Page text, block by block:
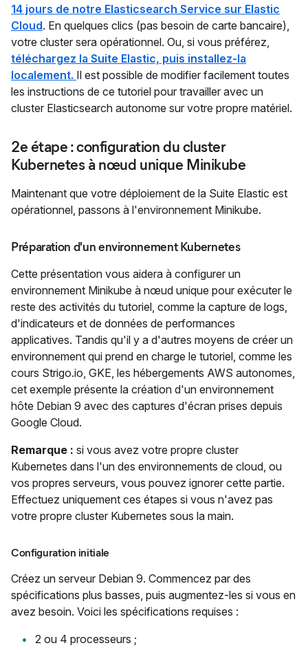
14 jours de notre Elasticsearch Service sur Elastic
Cloud. En quelques clics (pas besoin de carte bancaire),
votre cluster sera opérationnel. Ou, si vous préférez,
téléchargez la Suite Elastic, puis installez-la
localement. Il est possible de modifier facilement toutes
les instructions de ce tutoriel pour travailler avec un
cluster Elasticsearch autonome sur votre propre matériel.
2e étape : configuration du cluster
Kubernetes à nœud unique Minikube
Maintenant que votre déploiement de la Suite Elastic est
opérationnel, passons à l'environnement Minikube.
Préparation d'un environnement Kubernetes
Cette présentation vous aidera à configurer un
environnement Minikube à nœud unique pour exécuter le
reste des activités du tutoriel, comme la capture de logs,
d'indicateurs et de données de performances
applicatives. Tandis qu'il y a d'autres moyens de créer un
environnement qui prend en charge le tutoriel, comme les
cours Strigo.io, GKE, les hébergements AWS autonomes,
cet exemple présente la création d'un environnement
hôte Debian 9 avec des captures d'écran prises depuis
Google Cloud.
Remarque : si vous avez votre propre cluster
Kubernetes dans l'un des environnements de cloud, ou
vos propres serveurs, vous pouvez ignorer cette partie.
Effectuez uniquement ces étapes si vous n'avez pas
votre propre cluster Kubernetes sous la main.
Configuration initiale
Créez un serveur Debian 9. Commencez par des
spécifications plus basses, puis augmentez-les si vous en
avez besoin. Voici les spécifications requises :
2 ou 4 processeurs ;